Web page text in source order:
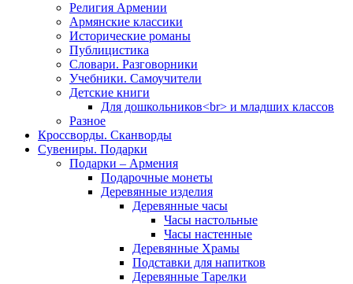
Религия Армении
Армянские классики
Исторические романы
Публицистика
Словари. Разговорники
Учебники. Самоучители
Детские книги
Для дошкольников<br> и младших классов
Разное
Кроссворды. Сканворды
Сувениры. Подарки
Подарки – Армения
Подарочные монеты
Деревянные изделия
Деревянные часы
Часы настольные
Часы настенные
Деревянные Храмы
Подставки для напитков
Деревянные Тарелки